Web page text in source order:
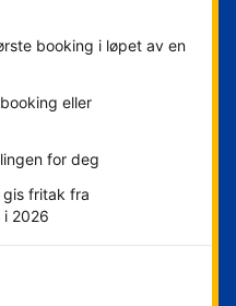
booking i løpet av en
eller
for deg
gis fritak fra
2026